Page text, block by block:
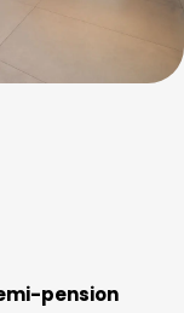
pension